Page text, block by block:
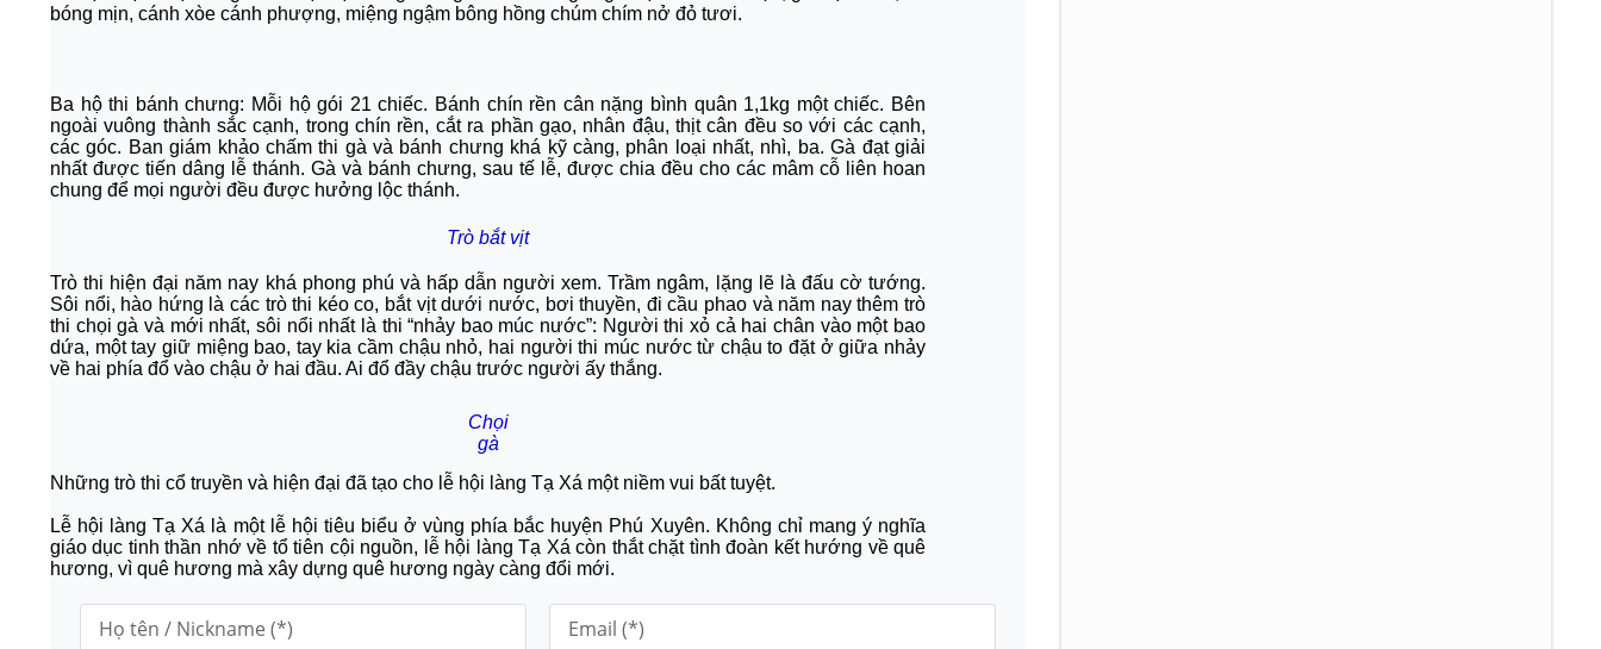
bóng mịn, cánh xòe cánh phượng, miệng ngậm bông hồng chúm chím nở đỏ tươi.
Ba hộ thi bánh chưng: Mỗi hộ gói 21 chiếc. Bánh chín rền cân nặng bình quân 1,1kg một chiếc. Bên
ngoài vuông thành sắc cạnh, trong chín rền, cắt ra phần gạo, nhân đậu, thịt cân đều so với các cạnh,
các góc. Ban giám khảo chấm thi gà và bánh chưng khá kỹ càng, phân loại nhất, nhì, ba. Gà đạt giải
nhất được tiến dâng lễ thánh. Gà và bánh chưng, sau tế lễ, được chia đều cho các mâm cỗ liên hoan
chung để mọi người đều được hưởng lộc thánh.
Trò bắt vịt
Trò thi hiện đại năm nay khá phong phú và hấp dẫn người xem. Trầm ngâm, lặng lẽ là đấu cờ tướng.
Sôi nổi, hào hứng là các trò thi kéo co, bắt vịt dưới nước, bơi thuyền, đi cầu phao và năm nay thêm trò
thi chọi gà và mới nhất, sôi nổi nhất là thi “nhảy bao múc nước”: Người thi xỏ cả hai chân vào một bao
dứa, một tay giữ miệng bao, tay kia cầm chậu nhỏ, hai người thi múc nước từ chậu to đặt ở giữa nhảy
về hai phía đổ vào chậu ở hai đầu. Ai đổ đầy chậu trước người ấy thắng.
Chọi
gà
Những trò thi cổ truyền và hiện đại đã tạo cho lễ hội làng Tạ Xá một niềm vui bất tuyệt.
Lễ hội làng Tạ Xá là một lễ hội tiêu biểu ở vùng phía bắc huyện Phú Xuyên. Không chỉ mang ý nghĩa
giáo dục tinh thần nhớ về tổ tiên cội nguồn, lễ hội làng Tạ Xá còn thắt chặt tình đoàn kết hướng về quê
hương, vì quê hương mà xây dựng quê hương ngày càng đổi mới.